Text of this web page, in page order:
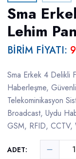
Sma
Lehim
BİRİM FİYATI:
Sma Erkek 4 Delikli
Haberleşme,
Telekominikasyon
Broadcast, Uydu
GSM, RFID, CCTV,
ADET: